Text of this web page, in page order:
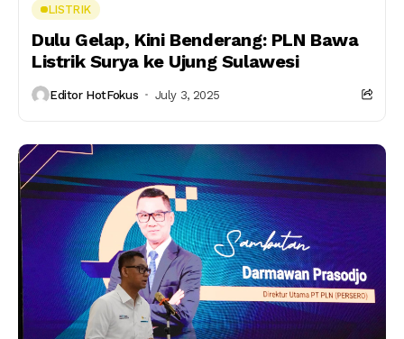
LISTRIK
Dulu Gelap, Kini Benderang: PLN Bawa
Listrik Surya ke Ujung Sulawesi
Editor HotFokus July 3, 2025